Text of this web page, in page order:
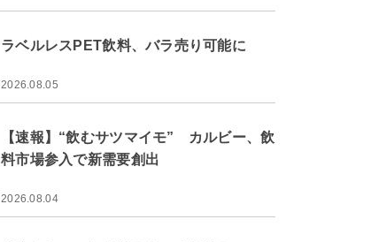
ラベルレスPET飲料、バラ売り可能に
2026.08.05
【速報】“飲むサツマイモ” カルビー、飲
料市場参入で新需要創出
2026.08.04